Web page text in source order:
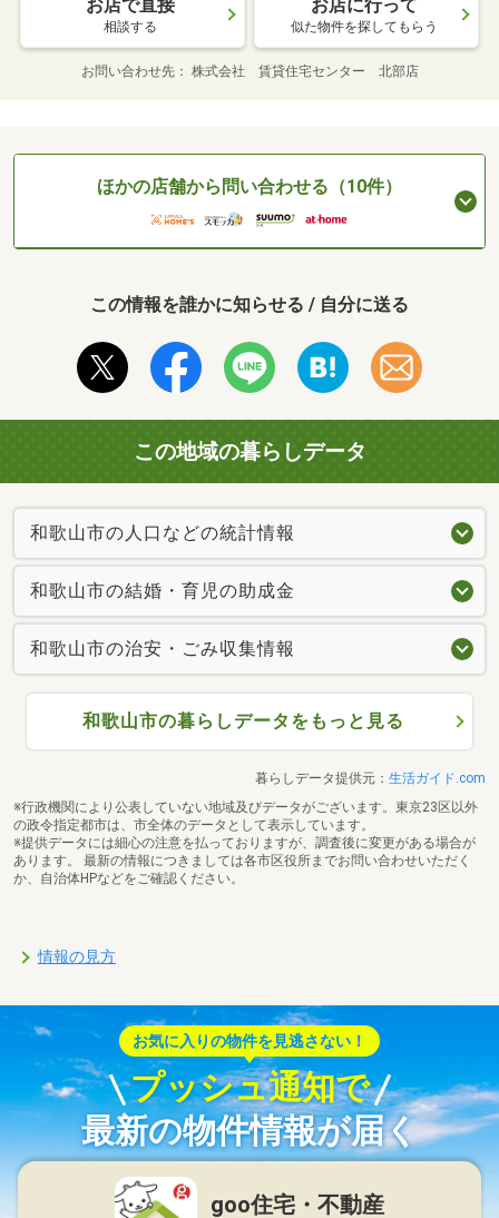
お店で直接
相談する
お店に行って
似た物件を探してもらう
お問い合わせ先 株式会社 賃貸住宅センター 北部店
ほかの店舗から問い合わせる（10件）
この情報を誰かに知らせる / 自分に送る
この地域の暮らしデータ
和歌山市の人口などの統計情報
和歌山市の結婚・育児の助成金
和歌山市の治安・ごみ収集情報
和歌山市の暮らしデータをもっと見る
暮らしデータ提供元： 生活ガイド.com
※行政機関により公表していない地域及びデータがございます。東京23区以外
の政令指定都市は、市全体のデータとして表示しています。
※提供データには細心の注意を払っておりますが、調査後に変更がある場合が
あります。 最新の情報につきましては各市区役所までお問い合わせいただく
か、自治体HPなどをご確認ください。
情報の見方
お気に入りの物件を見逃さない！
プッシュ通知で
最新の物件情報が届く
goo住宅・不動産